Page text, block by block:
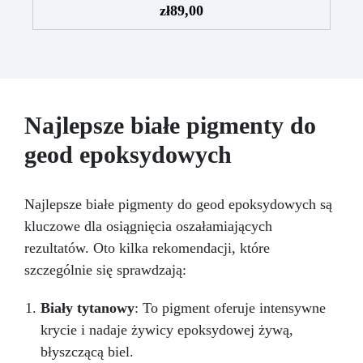
funkcjonalną przestrzeń dzięki naszemu
zestawowi Granit Black Galaxy do blatu
naturalnym efektem fali.
wylewania: Wylewaj ciemną żywicę z dala od
Pro Deluxe, aby uzyskać najlepszy efekt dzięki
jej wysokiej lepkości.
zł89,00
Najlepsze białe pigmenty do
geod epoksydowych
Najlepsze białe pigmenty do geod epoksydowych są
kluczowe dla osiągnięcia oszałamiających
rezultatów. Oto kilka rekomendacji, które
szczególnie się sprawdzają:
Biały tytanowy: To pigment oferuje intensywne
krycie i nadaje żywicy epoksydowej żywą,
błyszczącą biel.